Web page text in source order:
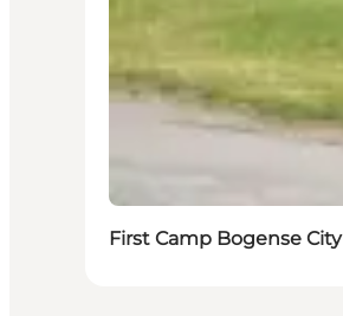
First Camp Bogense City